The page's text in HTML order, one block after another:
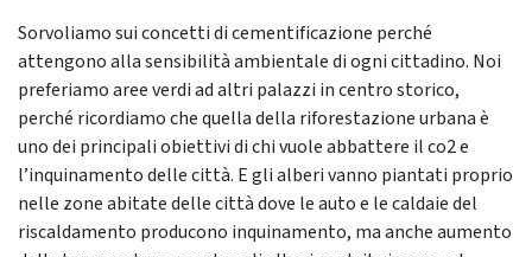
Sorvoliamo sui concetti di cementificazione perché
attengono alla sensibilità ambientale di ogni cittadino. Noi
preferiamo aree verdi ad altri palazzi in centro storico,
perché ricordiamo che quella della riforestazione urbana è
uno dei principali obiettivi di chi vuole abbattere il co2 e
l’inquinamento delle città. E gli alberi vanno piantati proprio
nelle zone abitate delle città dove le auto e le caldaie del
riscaldamento producono inquinamento, ma anche aumento